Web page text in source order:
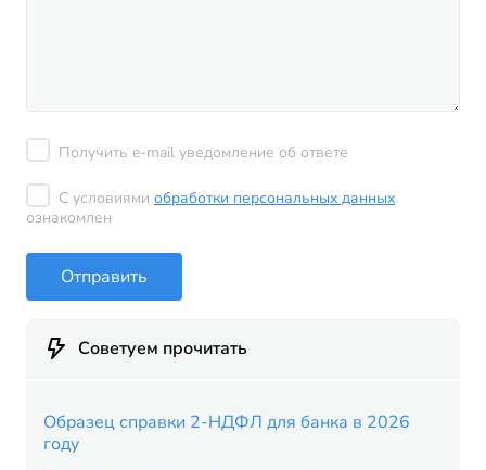
Получить e-mail уведомление об ответе
С условиями обработки персональных данных
ознакомлен
Отправить
Советуем прочитать
Образец справки 2-НДФЛ для банка в 2026
году